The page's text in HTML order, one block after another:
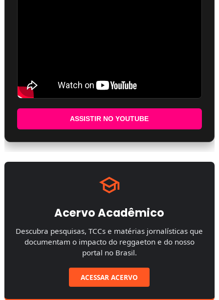
ASSISTIR NO YOUTUBE
Acervo Acadêmico
Descubra pesquisas, TCCs e matérias jornalísticas que
documentam o impacto do reggaeton e do nosso
portal no Brasil.
ACESSAR ACERVO